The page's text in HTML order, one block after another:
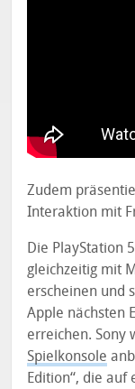
Zudem
Interaktion mit
Die PlayStation
gleichzeitig mit
erscheinen und
Apple nächsten
erreichen. Sony
Spielkonsole
Edition“, die auf